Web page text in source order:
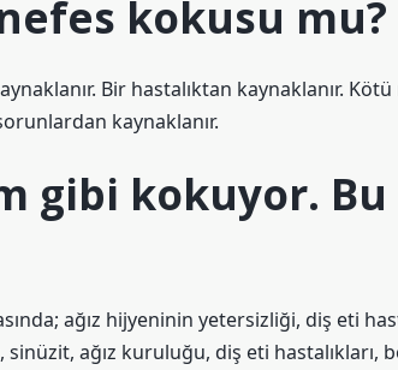
kokusu mu?
Bir hastalıktan kaynaklanır.
kaynaklanır.
gibi kokuyor.
ağız hijyeninin yetersizliği, diş eti
ağız kuruluğu, diş eti hastalıkları,